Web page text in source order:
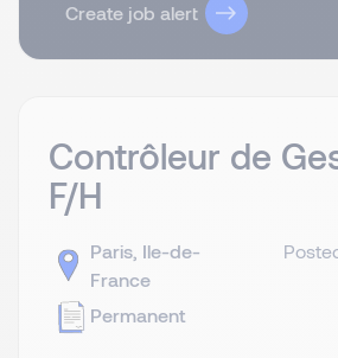
Create job alert
Contrôleur de
F/H
Paris, Ile-de-
France
Permanent